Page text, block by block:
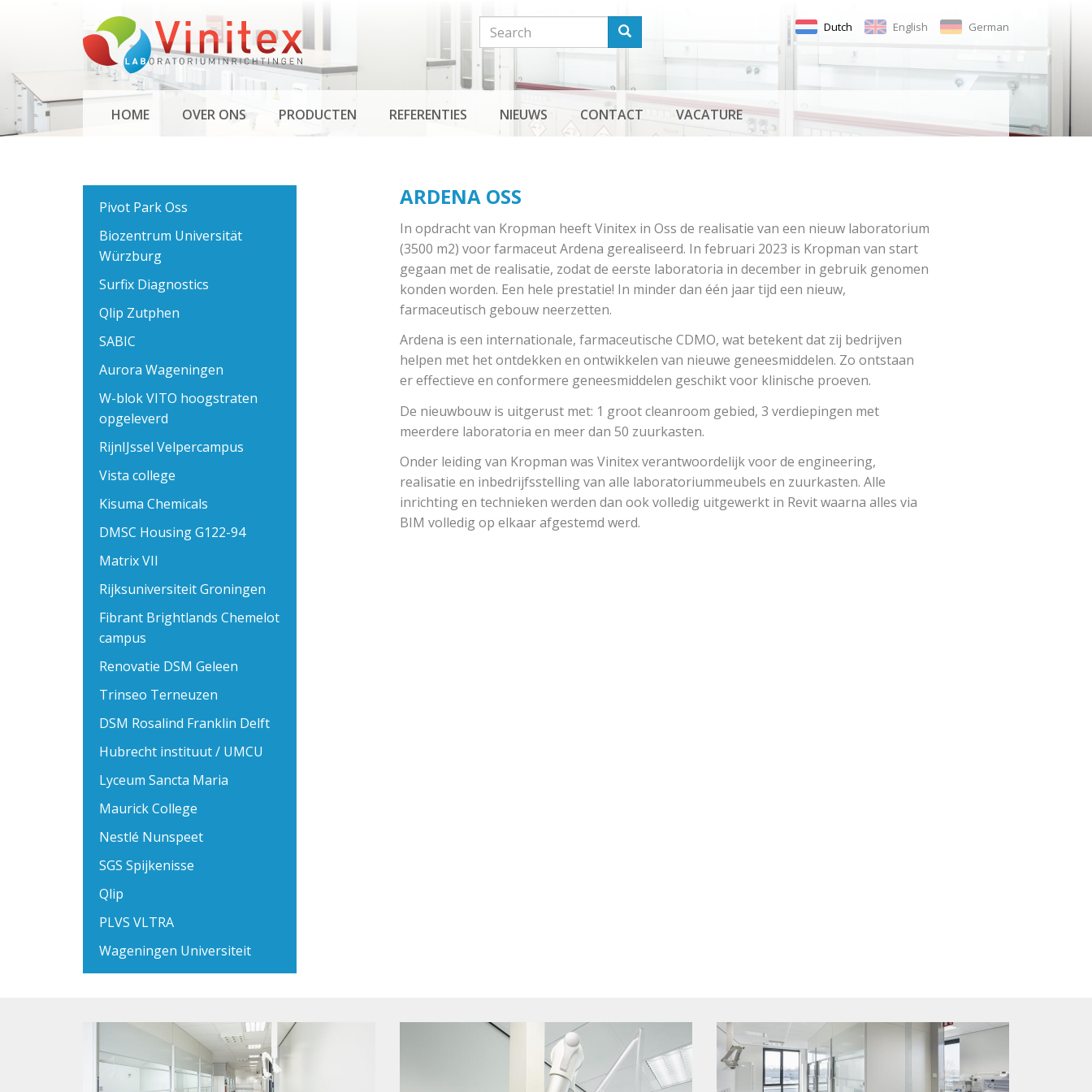
de
inhoud
gaan
Dutch English German
Search Search
MAIN
NAVIGATION
HOME OVER ONS PRODUCTEN REFERENTIES NIEUWS CONTACT VACATURE
Pivot Park Oss
Biozentrum Universität
Würzburg
Surfix Diagnostics
Qlip Zutphen
SABIC
Aurora Wageningen
W-blok VITO hoogstraten
opgeleverd
RijnIJssel Velpercampus
Vista college
Kisuma Chemicals
DMSC Housing G122-94
Matrix VII
Rijksuniversiteit Groningen
Fibrant Brightlands Chemelot
campus
Renovatie DSM Geleen
Trinseo Terneuzen
DSM Rosalind Franklin Delft
Hubrecht instituut / UMCU
Lyceum Sancta Maria
Maurick College
Nestlé Nunspeet
SGS Spijkenisse
Qlip
PLVS VLTRA
Wageningen Universiteit
ARDENA OSS
In opdracht van Kropman heeft Vinitex in Oss de realisatie van een nieuw laboratorium
(3500 m2) voor farmaceut Ardena gerealiseerd. In februari 2023 is Kropman van start
gegaan met de realisatie, zodat de eerste laboratoria in december in gebruik genomen
konden worden. Een hele prestatie! In minder dan één jaar tijd een nieuw,
farmaceutisch gebouw neerzetten.
Ardena is een internationale, farmaceutische CDMO, wat betekent dat zij bedrijven
helpen met het ontdekken en ontwikkelen van nieuwe geneesmiddelen. Zo ontstaan
er effectieve en conformere geneesmiddelen geschikt voor klinische proeven.
De nieuwbouw is uitgerust met: 1 groot cleanroom gebied, 3 verdiepingen met
meerdere laboratoria en meer dan 50 zuurkasten.
Onder leiding van Kropman was Vinitex verantwoordelijk voor de engineering,
realisatie en inbedrijfsstelling van alle laboratoriummeubels en zuurkasten. Alle
inrichting en technieken werden dan ook volledig uitgewerkt in Revit waarna alles via
BIM volledig op elkaar afgestemd werd.